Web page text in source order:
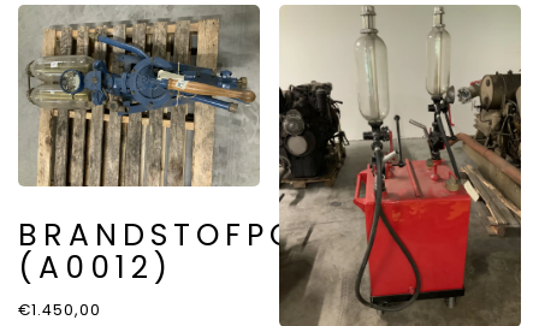
BRANDSTOFPOMP
(A0012)
€1.450,00